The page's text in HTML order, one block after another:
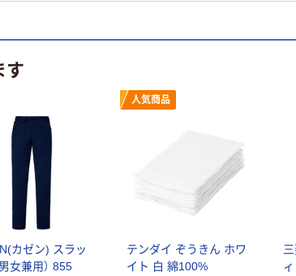
す
カゼン) スラッ
男女兼用） 855
人気商品
テンダイ ぞうきん ホワ
イト 白 綿100%